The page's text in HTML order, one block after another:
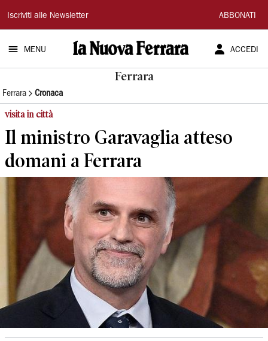
La
Nuova
Ferrara
Iscriviti alle Newsletter ABBONATI
MENU ACCEDI
Ferrara
Ferrara Cronaca
visita in città
Il ministro Garavaglia atteso
domani a Ferrara